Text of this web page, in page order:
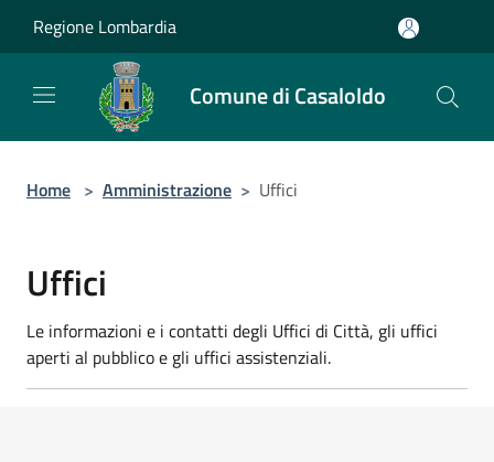
Regione Lombardia
Comune di Casaloldo
Home > Amministrazione > Uffici
Uffici
Le informazioni e i contatti degli Uffici di Città, gli uffici
aperti al pubblico e gli uffici assistenziali.